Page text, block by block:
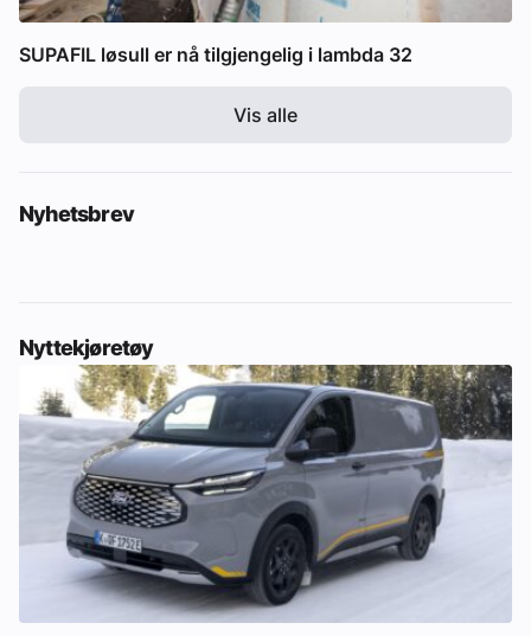
SUPAFIL løsull er nå tilgjengelig i lambda 32
Vis alle
Nyhetsbrev
Nyttekjøretøy